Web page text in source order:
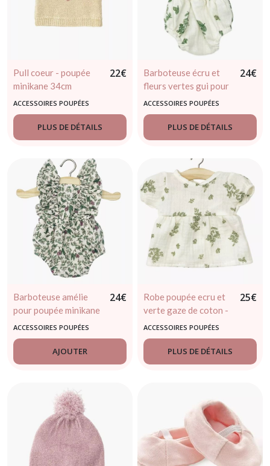
Pull coeur - poupée
minikane 34cm
22€
ACCESSOIRES POUPÉES
PLUS DE DÉTAILS
Barboteuse écru et
fleurs vertes gui pour
poupée minikane /
Paola Reina
24€
ACCESSOIRES POUPÉES
PLUS DE DÉTAILS
Barboteuse amélie
pour poupée minikane
/ Paola Reina
24€
ACCESSOIRES POUPÉES
AJOUTER
Robe poupée ecru et
verte gaze de coton -
minikane
25€
ACCESSOIRES POUPÉES
PLUS DE DÉTAILS